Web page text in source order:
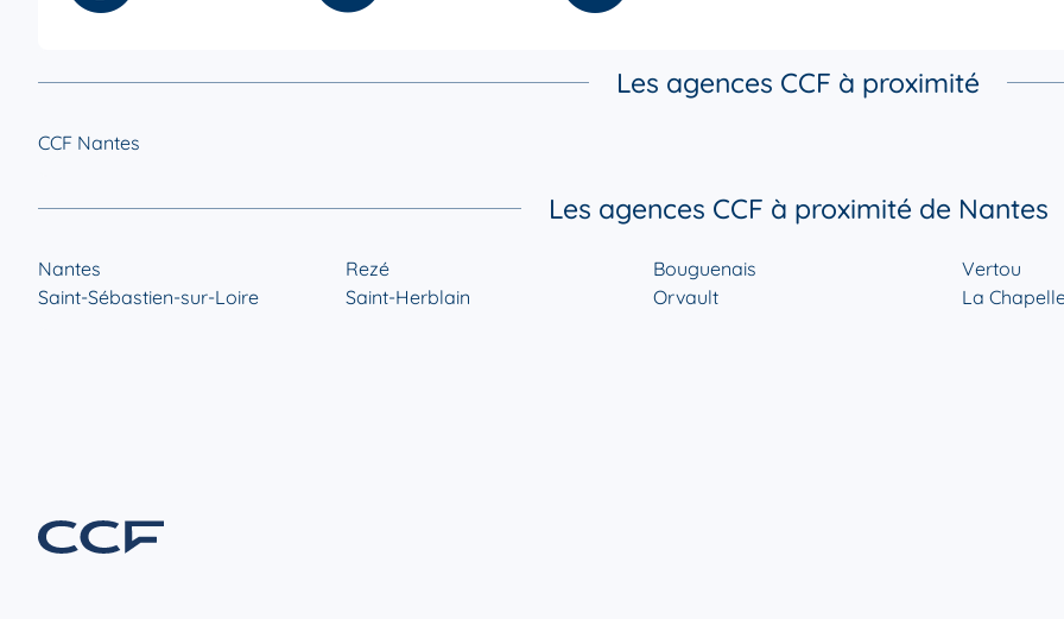
Les agences CCF à proximité
CCF Nantes
Les agences CCF à proximité de Nantes
Nantes
Saint-Sébastien-sur-Loire
Rezé
Saint-Herblain
Bouguenais
Orvault
Vertou
La